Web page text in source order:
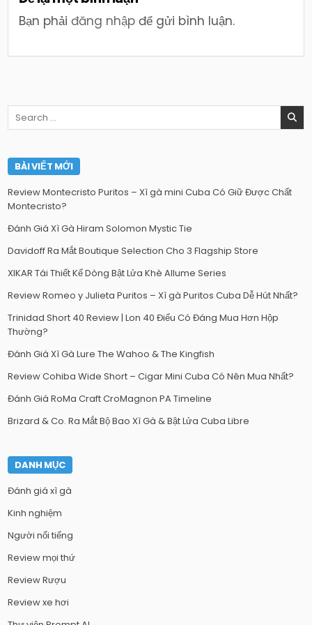
Bạn phảiđăng nhập để gửi bình luận.
Search
BÀI VIẾT MỚI
Review Montecristo Puritos – Xì gà mini Cuba Có Giữ Được Chất
Montecristo?
Đánh Giá Xì Gà Hiram Solomon Mystic Tie
Davidoff Ra Mắt Boutique Selection Cho 3 Flagship Store
XIKAR Tái Thiết Kế Dòng Bật Lửa Khè Allume Series
Review Romeo y Julieta Puritos – Xì gà Puritos Cuba Dễ Hút Nhất?
Trinidad Short 40 Review | Lon 40 Điếu Có Đáng Mua Hơn Hộp
Thường?
Đánh Giá Xì Gà Lure The Wahoo & The Kingfish
Review Cohiba Wide Short – Cigar Mini Cuba Có Nên Mua Nhất?
Đánh Giá RoMa Craft CroMagnon PA Timeline
Brizard & Co. Ra Mắt Bộ Bao Xì Gà & Bật Lửa Cuba Libre
DANH MỤC
Đánh giá xì gà
Kinh nghiệm
Người nổi tiếng
Review mọi thứ
Review Rượu
Review xe hơi